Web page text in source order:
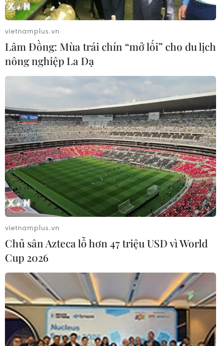
Tích cực quảng bá, xúc tiến nhằm thu hút
khách Hàn Quốc đến Việt Nam
10/06/2019 04:58
Thông tin từ Tổng cục Du lịch ngày 10/6 cho biết trong
những năm qua, số lượng khách Hàn Quốc đi du lịch
Việt Nam có mức tăng trưởng rất ấn tượng.
Góp phần thúc đẩy giao lưu du lịch Việt
Nam và Hàn Quốc
17/06/2020 08:52
Sự kiện “Trải nghiệm một Hàn Quốc mới lạ” dự kiến
được tổ chức tại Hà Nội trong 3 tháng, từ tháng 8-10 tới
dưới hình thức gian hàng giới thiệu du lịch Hàn Quốc
vietnamplus.vn
Lâm Đồng: Mùa trái chín “mở lối” cho du lịch
nông nghiệp La Dạ
vietnamplus.vn
Chủ sân Azteca lỗ hơn 47 triệu USD vì World
Cup 2026